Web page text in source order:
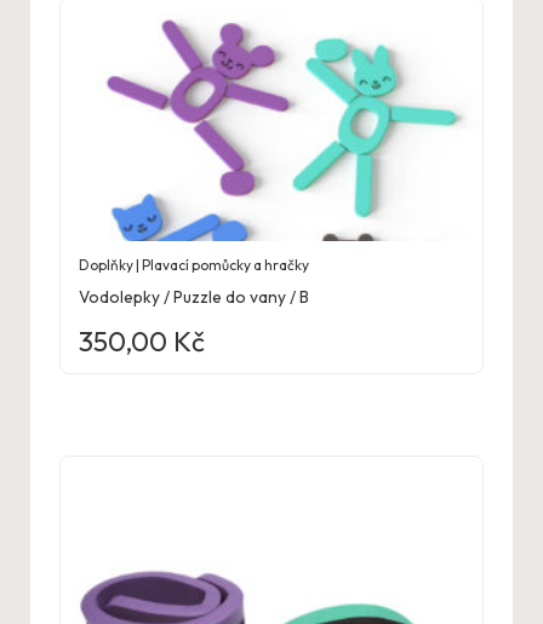
Doplňky | Plavací pomůcky a hračky
Vodolepky / Puzzle do vany / B
350,00 Kč